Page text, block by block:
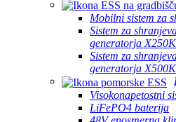
Mobilni sistem za
Sistem za
generatorja
Sistem za
generatorja
Visokonapetostni
LiFePO4 baterija